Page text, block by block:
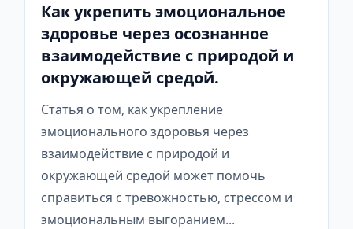
Как укрепить эмоциональное
здоровье через осознанное
взаимодействие с природой и
окружающей средой.
Статья о том, как укрепление
эмоционального здоровья через
взаимодействие с природой и
окружающей средой может помочь
справиться с тревожностью, стрессом и
эмоциональным выгоранием...